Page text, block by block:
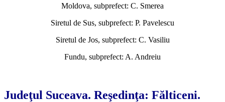
Moldova, subprefect: C. Smerea
Siretul de Sus, subprefect: P. Pavelescu
Siretul de Jos, subprefect: C. Vasiliu
Fundu, subprefect: A. Andreiu
Judeţul Suceava. Reşedinţa: Fălticeni.